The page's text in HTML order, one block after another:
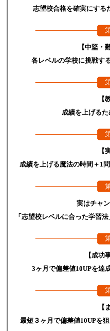
志望校合格を確実にする
【中堅・
各レベルの学校に挑戦す
【
成績を上げる
【
成績を上げる魔法の時間＋1
実はチャ
「志望校レベルに合った学習
【成功
3ヶ月で偏差値10UPを達
【
最短３ヶ月で偏差値10UPを